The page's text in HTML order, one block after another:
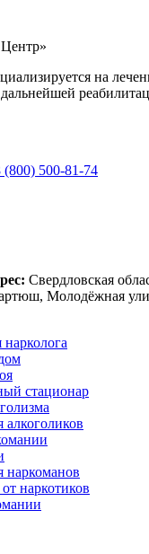
на
(800) 500-81-74
Свердловская
Молодёжная
нарколога
стационар
алкоголиков
наркоманов
наркотиков